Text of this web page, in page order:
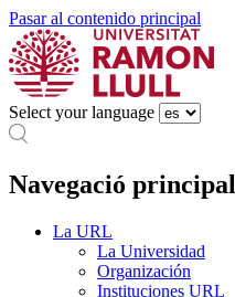
Pasar al contenido principal
Select your language
Navegació principal
La URL
La Universidad
Organización
Instituciones URL